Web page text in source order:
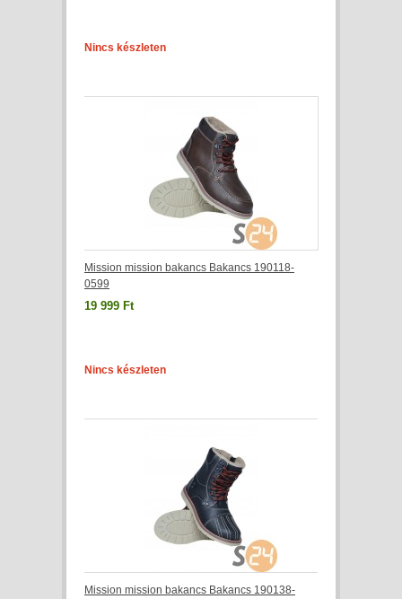
Nincs készleten
Mission mission bakancs Bakancs 190118-
0599
19 999 Ft
Nincs készleten
Mission mission bakancs Bakancs 190138-